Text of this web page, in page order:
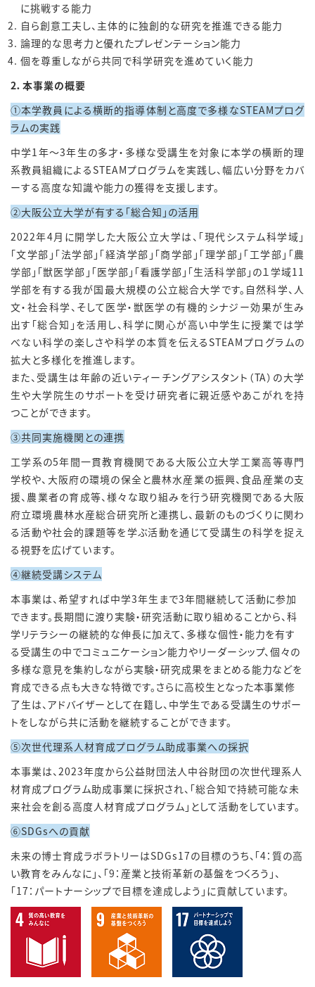
に挑戦する能力
自ら創意工夫し、主体的に独創的な研究を推進できる能力
論理的な思考力と優れたプレゼンテーション能力
個を尊重しながら共同で科学研究を進めていく能力
2．本事業の概要
①本学教員による横断的指導体制と高度で多様なSTEAMプログ
ラムの実践
中学1年～3年生の多才・多様な受講生を対象に本学の横断的理
系教員組織による STEAMプログラムを実践し、幅広い分野をカバ
ーする高度な知識や能力の獲得を支援します。
②大阪公立大学が有する「総合知」の活用
2022年4月に開学した大阪公立大学は、「現代システム科学域」
「文学部」「法学部」「経済学部」「商学部」「理学部」「工学部」「農
学部」「獣医学部」「医学部」「看護学部」「生活科学部」の１学域11
学部を有する我が国最大規模の公立総合大学です。自然科学、人
文・社会科学、そして医学・獣医学の有機的シナジー効果が生み
出す「総合知」を活用し、科学に関心が高い中学生に授業では学
べない科学の楽しさや科学の本質を伝える STEAMプログラムの
拡大と多様化を推進します。
また、受講生は年齢の近いティーチングアシスタント（TA）の大学
生や大学院生のサポートを受け研究者に親近感やあこがれを持
つことができます。
③共同実施機関との連携
工学系の5年間一貫教育機関である大阪公立大学工業高等専門
学校や、大阪府の環境の保全と農林水産業の振興、食品産業の支
援、農業者の育成等、様々な取り組みを行う研究機関である大阪
府立環境農林水産総合研究所と連携し、最新のものづくりに関わ
る活動や社会的課題等を学ぶ活動を通じて受講生の科学を捉え
る視野を広げています。
④継続受講システム
本事業は、希望すれば中学3年生まで3年間継続して活動に参加
できます。長期間に渡り実験・研究活動に取り組めることから、科
学リテラシーの継続的な伸長に加えて、多様な個性・能力を有す
る受講生の中でコミュニケーション能力やリーダーシップ、個々の
多様な意見を集約しながら実験・研究成果をまとめる能力などを
育成できる点も大きな特徴です。さらに高校生となった本事業修
了生は、アドバイザーとして在籍し、中学生である受講生のサポー
トをしながら共に活動を継続することができます。
⑤次世代理系人材育成プログラム助成事業への採択
本事業は、2023年度から公益財団法人中谷財団の次世代理系人
材育成プログラム助成事業に採択され、「総合知で持続可能な未
来社会を創る高度人材育成プログラム」として活動をしています。
⑥SDGsへの貢献
未来の博士育成ラボラトリーはSDGs17の目標のうち、「4：質の高
い教育をみんなに」、「9 ：産業と技術革新の基盤をつくろう」、
「17 ：パートナーシップで目標を達成しよう」に貢献しています。